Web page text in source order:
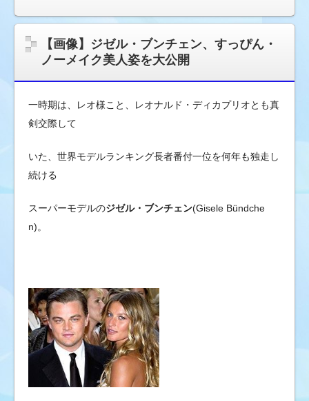
【画像】ジゼル・ブンチェン、すっぴん・
ノーメイク美人姿を大公開
一時期は、レオ様こと、レオナルド・ディカプリオとも真
剣交際して
いた、世界モデルランキング長者番付一位を何年も独走し
続ける
スーパーモデルのジゼル・ブンチェン(Gisele Bündche
n)。